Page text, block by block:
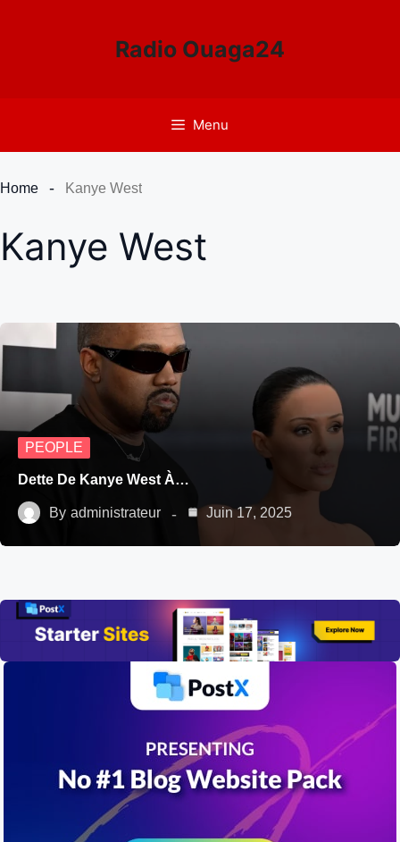
Radio Ouaga24
Menu
Home Kanye West
Kanye West
PEOPLE
Dette De Kanye West À…
By administrateur Juin 17, 2025